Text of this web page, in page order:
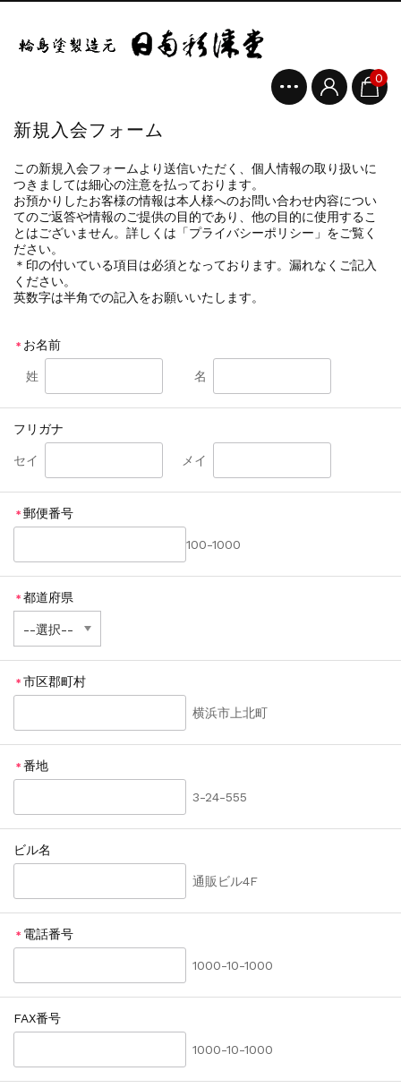
0
新規入会フォーム
この新規入会フォームより送信いただく、個人情報の取り扱いに
つきましては細心の注意を払っております。
お預かりしたお客様の情報は本人様へのお問い合わせ内容につい
てのご返答や情報のご提供の目的であり、他の目的に使用するこ
とはございません。詳しくは「プライバシーポリシー」をご覧く
ださい。
＊印の付いている項目は必須となっております。漏れなくご記入
ください。
英数字は半角での記入をお願いいたします。
＊ お名前
姓 名
フリガナ
セイ メイ
＊ 郵便番号
100-1000
＊ 都道府県
＊ 市区郡町村
横浜市上北町
＊ 番地
3-24-555
ビル名
通販ビル4F
＊ 電話番号
1000-10-1000
FAX番号
1000-10-1000